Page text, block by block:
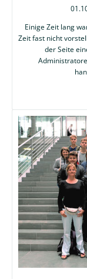
Einige Zeit lang
Zeit fast nicht
der Seite